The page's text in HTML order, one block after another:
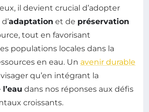
il devient crucial d’adopter
adaptation et de préservation
tout en favorisant
populations locales dans la
en eau. Un avenir durable
qu’en intégrant la
dans nos réponses aux défis
croissants.